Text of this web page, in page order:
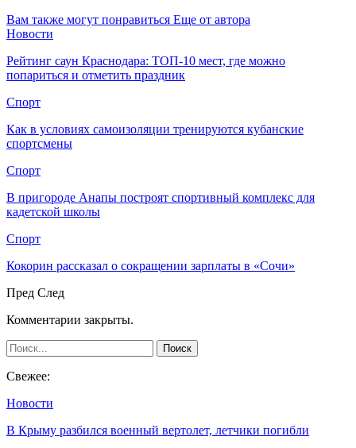
Вам также могут понравиться Еще от автора
Новости
Рейтинг саун Краснодара: ТОП-10 мест, где можно
попариться и отметить праздник
Спорт
Как в условиях самоизоляции тренируются кубанские
спортсмены
Спорт
В пригороде Анапы построят спортивный комплекс для
кадетской школы
Спорт
Кокорин рассказал о сокращении зарплаты в «Сочи»
Пред След
Комментарии закрыты.
Свежее:
Новости
В Крыму разбился военный вертолет, летчики погибли